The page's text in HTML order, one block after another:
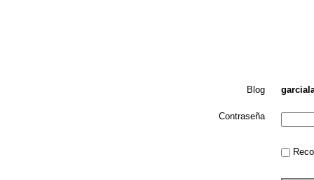
Blog
Contraseña